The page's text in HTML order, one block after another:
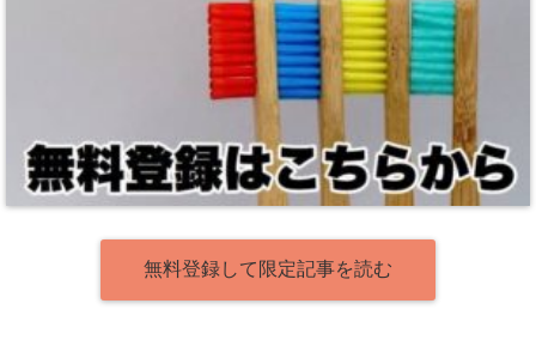
無料登録して限定記事を読む